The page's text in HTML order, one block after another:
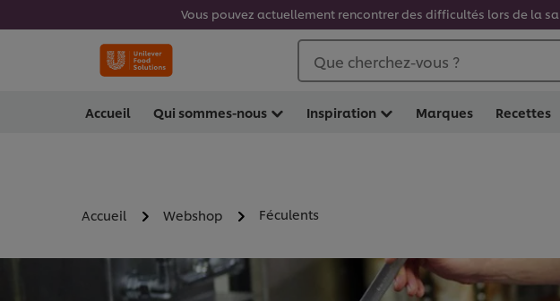
Vous pouvez actuellement rencontrer des difficultés lors de la
Que cherchez-vous ?
Accueil Qui sommes-nous Inspiration Marques Recettes
Accueil Webshop Féculents